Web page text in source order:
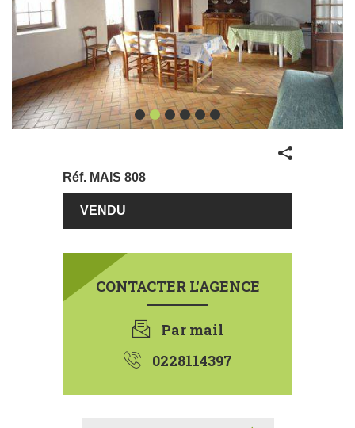
Partager
Réf. MAIS 808
€
120000
CONTACTER L'AGENCE
Par mail
0228114397